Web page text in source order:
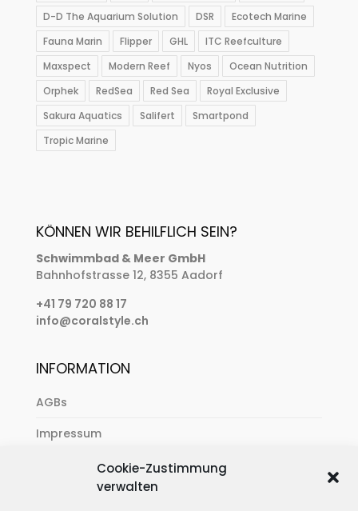
Cookie-Zustimmung
verwalten
D-D The Aquarium Solution
DSR
Ecotech Marine
Fauna Marin
Flipper GHL
ITC Reefculture
Maxspect
Modern Reef Nyos
Ocean Nutrition
Orphek
RedSea Red Sea
Royal Exclusive
Sakura Aquatics
Salifert
Smartpond
Tropic Marine
KÖNNEN WIR BEHILFLICH SEIN?
Schwimmbad & Meer GmbH
Bahnhofstrasse 12, 8355 Aadorf
+41 79 720 88 17
info@coralstyle.ch
INFORMATION
AGBs
Impressum
Zahlung & Versand
Datenschutzerklärung